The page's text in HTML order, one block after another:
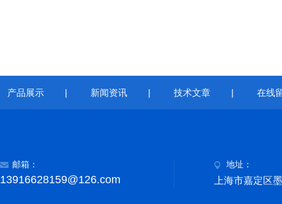
产品展示 | 新闻资讯 | 技术文章 | 在线
邮箱：
13916628159@126.com
地址：
上海市嘉定区